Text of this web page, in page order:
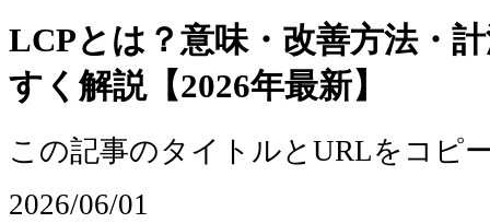
LCPとは？意味・改善方法・
すく解説【2026年最新】
この記事のタイトルとURLをコピ
2026/06/01